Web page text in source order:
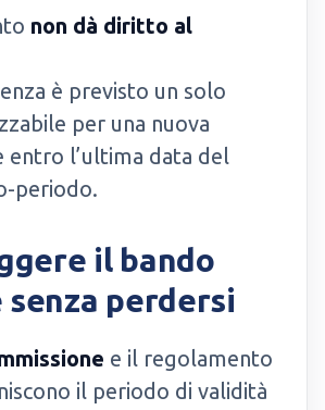
non dà diritto al
è previsto un solo
per una nuova
entro l’ultima data del
periodo.
il bando
perdersi
e il regolamento
il periodo di validità